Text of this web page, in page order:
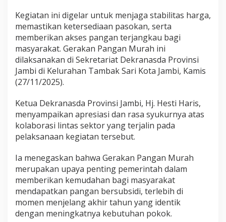
a
n
g
a
n
M
u
s
e
b
a
i
U
p
a
y
a
J
Kegiatan ini digelar untuk menjaga stabilitas harga,
memastikan ketersediaan pasokan, serta
memberikan akses pangan terjangkau bagi
masyarakat. Gerakan Pangan Murah ini
dilaksanakan di Sekretariat Dekranasda Provinsi
Jambi di Kelurahan Tambak Sari Kota Jambi, Kamis
(27/11/2025).
Ketua Dekranasda Provinsi Jambi, Hj. Hesti Haris,
menyampaikan apresiasi dan rasa syukurnya atas
kolaborasi lintas sektor yang terjalin pada
pelaksanaan kegiatan tersebut.
Ia menegaskan bahwa Gerakan Pangan Murah
merupakan upaya penting pemerintah dalam
memberikan kemudahan bagi masyarakat
mendapatkan pangan bersubsidi, terlebih di
momen menjelang akhir tahun yang identik
dengan meningkatnya kebutuhan pokok.